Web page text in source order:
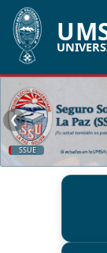
SSUE
❮